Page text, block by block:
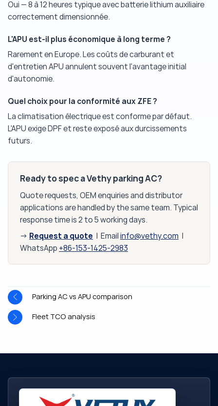
Oui — 8 à 12 heures typique avec batterie lithium auxiliaire
correctement dimensionnée.
L'APU est-il plus économique à long terme ?
Rarement en Europe. Les coûts de carburant et
d'entretien APU annulent souvent l'avantage initial
d'autonomie.
Quel choix pour la conformité aux ZFE ?
La climatisation électrique est conforme par défaut.
L'APU exige DPF et reste exposé aux durcissements
futurs.
Ready to spec a Vethy parking AC?
Quote requests, OEM enquiries and distributor
applications are handled by the same team. Typical
response time is 2 to 5 working days.
→ Request a quote | Email info@vethy.com |
WhatsApp +86-153-1425-2983
Parking AC vs APU comparison
Fleet TCO analysis